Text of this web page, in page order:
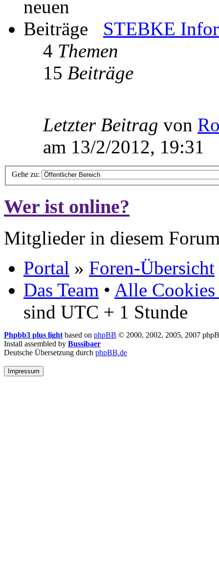
STEBKE
4 Themen
15 Beiträge
Letzter Beitrag von
am 13/2/2012, 19:31
Gehe zu:
Wer ist online?
Mitglieder in diesem
Portal » Foren-Übersicht
Das Team • Alle Cookies
sind UTC + 1 Stunde
Phpbb3 plus light based on phpBB © 2000, 2002, 2005, 2007
Install assembled by Bussibaer
Deutsche Übersetzung durch phpBB.de